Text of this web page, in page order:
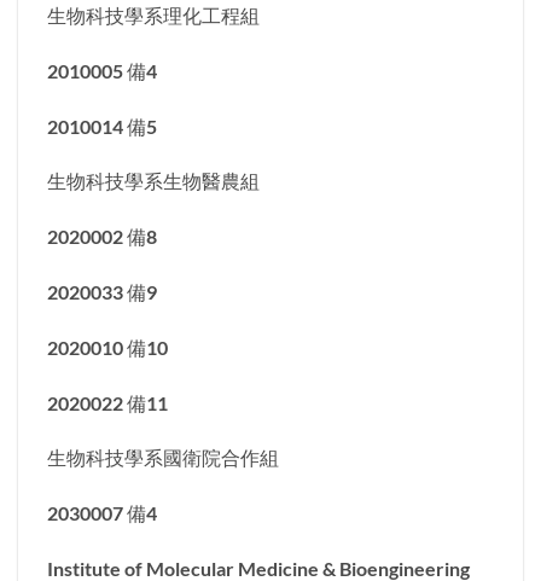
生物科技學系理化工程組
2010005 備4
2010014 備5
生物科技學系生物醫農組
2020002 備8
2020033 備9
2020010 備10
2020022 備11
生物科技學系國衛院合作組
2030007 備4
Institute of Molecular Medicine & Bioengineering